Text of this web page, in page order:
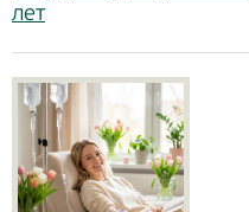
лет